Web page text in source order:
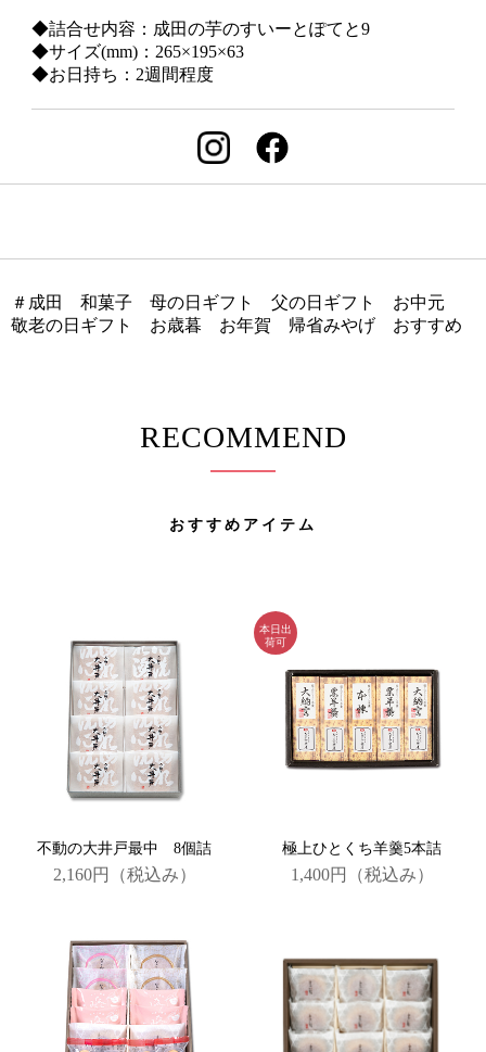
◆詰合せ内容：成田の芋のすいーとぽてと9
◆サイズ(mm)：265×195×63
◆お日持ち：2週間程度
＃成田 和菓子 母の日ギフト 父の日ギフト お中元
敬老の日ギフト お歳暮 お年賀 帰省みやげ おすすめ
RECOMMEND
おすすめアイテム
不動の大井戸最中 8個詰
2,160円 （税込み）
極上ひとくち羊羹5本詰
1,400円 （税込み）